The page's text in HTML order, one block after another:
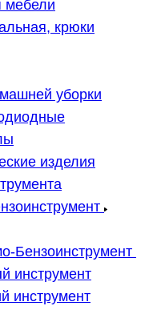
мебели
крюки
уборки
изделия
Бензоинструмент
инструмент
инструмент